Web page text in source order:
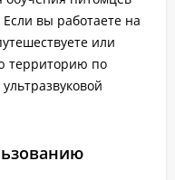
вы работаете на
или
территорию по